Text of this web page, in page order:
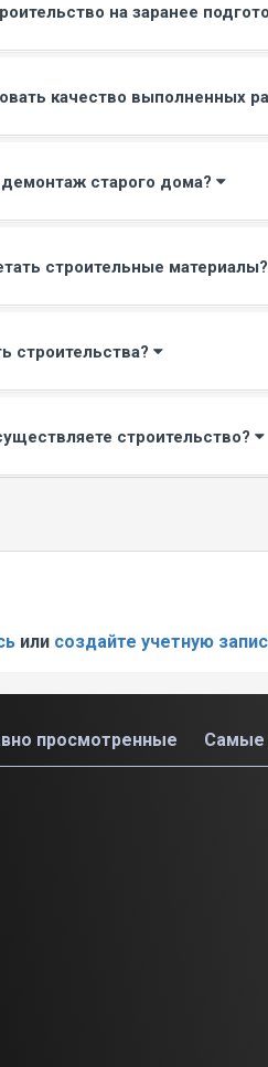
на заранее
качество выполненных
старого дома?
строительные материалы?
строительства?
строительство?
или создайте учетную
просмотренные Самые